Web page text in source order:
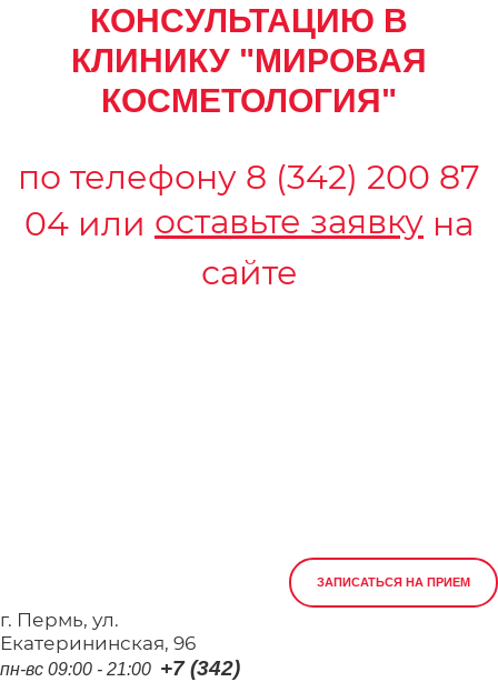
КОНСУЛЬТАЦИЮ В
КЛИНИКУ "МИРОВАЯ
КОСМЕТОЛОГИЯ"
по телефону 8 (342) 200 87
04 или оставьте заявку на
сайте
г. Пермь, ул.
Екатерининская, 96
пн-вс 09:00 - 21:00 +7 (342)
ЗАПИСАТЬСЯ НА ПРИЕМ